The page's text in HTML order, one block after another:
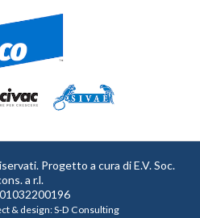
Progetto a cura diE.V. Soc.
a r.l.
& design:S-D Consulting